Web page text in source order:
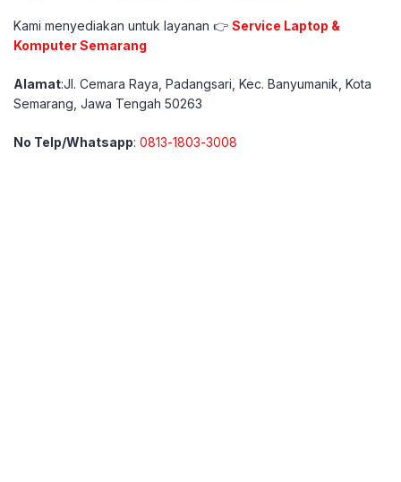
Kami menyediakan untuk layanan 👉 Service Laptop &
Komputer Semarang
Alamat:Jl. Cemara Raya, Padangsari, Kec. Banyumanik, Kota
Semarang, Jawa Tengah 50263
No Telp/Whatsapp: 0813-1803-3008